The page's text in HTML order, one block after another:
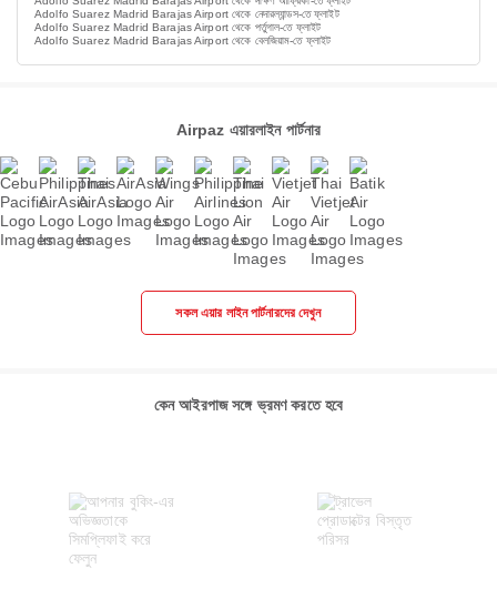
Adolfo Suarez Madrid Barajas Airport থেকে নেদারল্যান্ডস-তে ফ্লাইট
Adolfo Suarez Madrid Barajas Airport থেকে পর্তুগাল-তে ফ্লাইট
Adolfo Suarez Madrid Barajas Airport থেকে বেলজিয়াম-তে ফ্লাইট
Airpaz এয়ারলাইন পার্টনার
সকল এয়ার লাইন পার্টনারদের দেখুন
কেন আইরপাজ সঙ্গে ভ্রমণ করতে হবে